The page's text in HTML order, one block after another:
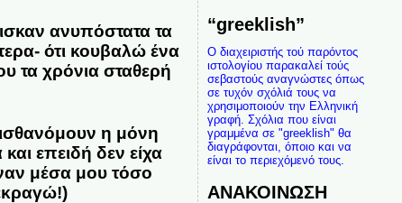
ανυπόστατα τα
ότι κουβαλώ ένα
τα χρόνια σταθερή
η μόνη
επειδή δεν είχα
μέσα μου τόσο
“greeklish”
Ο διαχειριστής τού παρόντος
ιστολογίου παρακαλεί τούς
σεβαστούς αναγνώστες όπως
σε τυχόν σχόλιά τους να
χρησιμοποιούν την Ελληνική
γραφή. Σχόλια που είναι
γραμμένα σε "greeklish" θα
διαγράφονται, όποιο και να
είναι το περιεχόμενό τους.
ΑΝΑΚΟΙΝΩΣΗ